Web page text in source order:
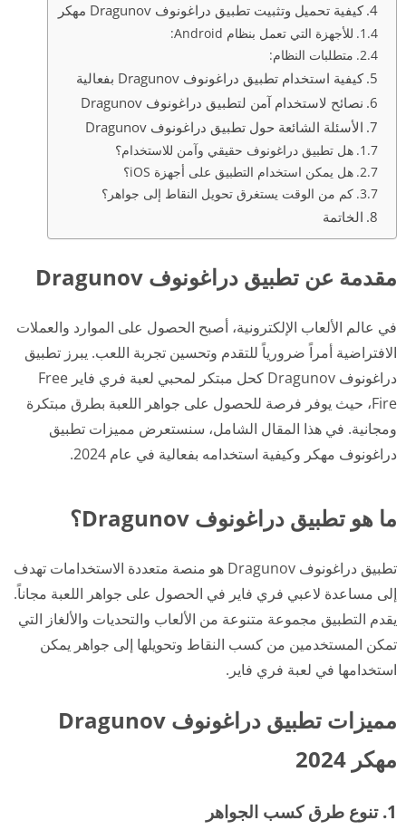
كيفية تحميل وتثبيت تطبيق دراغونوف Dragunov مهكر
للأجهزة التي تعمل بنظام Android:
متطلبات النظام:
كيفية استخدام تطبيق دراغونوف Dragunov بفعالية
نصائح لاستخدام آمن لتطبيق دراغونوف Dragunov
الأسئلة الشائعة حول تطبيق دراغونوف Dragunov
هل تطبيق دراغونوف حقيقي وآمن للاستخدام؟
هل يمكن استخدام التطبيق على أجهزة iOS؟
كم من الوقت يستغرق تحويل النقاط إلى جواهر؟
الخاتمة
مقدمة عن تطبيق دراغونوف Dragunov
في عالم الألعاب الإلكترونية، أصبح الحصول على الموارد والعملات
الافتراضية أمراً ضرورياً للتقدم وتحسين تجربة اللعب. يبرز تطبيق
دراغونوف Dragunov كحل مبتكر لمحبي لعبة فري فاير Free
Fire، حيث يوفر فرصة للحصول على جواهر اللعبة بطرق مبتكرة
ومجانية. في هذا المقال الشامل، سنستعرض مميزات تطبيق
دراغونوف مهكر وكيفية استخدامه بفعالية في عام 2024.
ما هو تطبيق دراغونوف Dragunov؟
تطبيق دراغونوف Dragunov هو منصة متعددة الاستخدامات تهدف
إلى مساعدة لاعبي فري فاير في الحصول على جواهر اللعبة مجاناً.
يقدم التطبيق مجموعة متنوعة من الألعاب والتحديات والألغاز التي
تمكن المستخدمين من كسب النقاط وتحويلها إلى جواهر يمكن
استخدامها في لعبة فري فاير.
مميزات تطبيق دراغونوف Dragunov
مهكر 2024
1. تنوع طرق كسب الجواهر